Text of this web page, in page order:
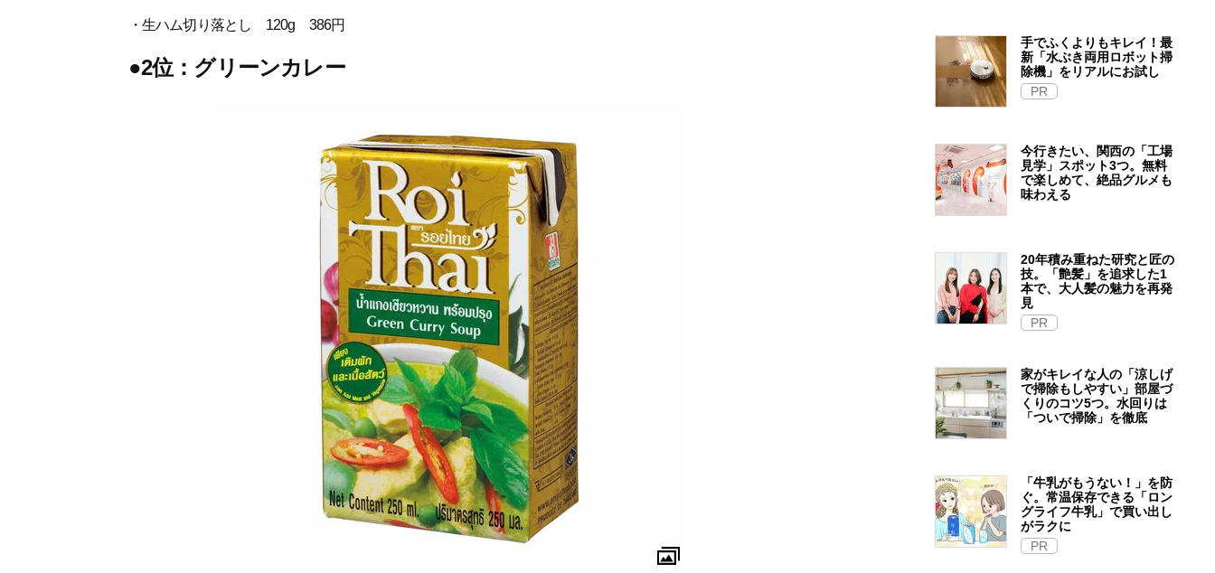
・生ハム切り落とし 120g 386円
●2位：グリーンカレー
手でふくよりもキレイ！最
新「水ぶき両用ロボット掃
除機」をリアルにお試し
PR
今行きたい、関西の「工場
見学」スポット3つ。無料
で楽しめて、絶品グルメも
味わえる
20年積み重ねた研究と匠の
技。「艶髪」を追求した1
本で、大人髪の魅力を再発
見
PR
家がキレイな人の「涼しげ
で掃除もしやすい」部屋づ
くりのコツ5つ。水回りは
「ついで掃除」を徹底
「牛乳がもうない！」を防
ぐ。常温保存できる「ロン
グライフ牛乳」で買い出し
がラクに
PR